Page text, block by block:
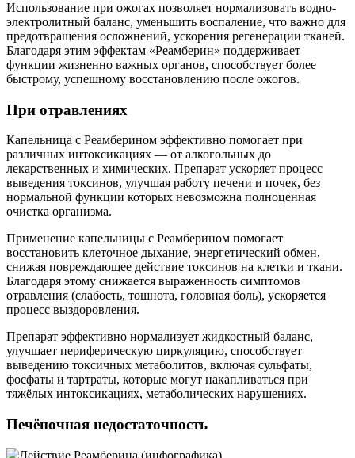
Использование при ожогах позволяет нормализовать водно-
электролитный баланс, уменьшить воспаление, что важно для
предотвращения осложнений, ускорения регенерации тканей.
Благодаря этим эффектам «Реамберин» поддерживает
функции жизненно важных органов, способствует более
быстрому, успешному восстановлению после ожогов.
При отравлениях
Капельница с Реамберином эффективно помогает при
различных интоксикациях — от алкогольных до
лекарственных и химических. Препарат ускоряет процесс
выведения токсинов, улучшая работу печени и почек, без
нормальной функции которых невозможна полноценная
очистка организма.
Применение капельницы с Реамберином помогает
восстановить клеточное дыхание, энергетический обмен,
снижая повреждающее действие токсинов на клетки и ткани.
Благодаря этому снижается выраженность симптомов
отравления (слабость, тошнота, головная боль), ускоряется
процесс выздоровления.
Препарат эффективно нормализует жидкостный баланс,
улучшает периферическую циркуляцию, способствует
выведению токсичных метаболитов, включая сульфаты,
фосфаты и тартраты, которые могут накапливаться при
тяжёлых интоксикациях, метаболических нарушениях.
Печёночная недостаточность